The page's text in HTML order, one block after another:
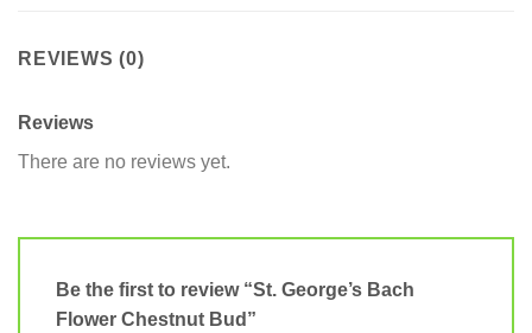
REVIEWS (0)
Reviews
There are no reviews yet.
Be the first to review “St. George’s Bach
Flower Chestnut Bud”